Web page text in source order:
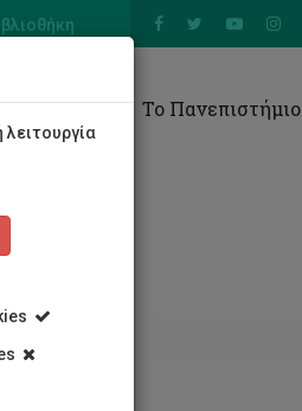
Έρευνα Το Πανεπιστήμιο